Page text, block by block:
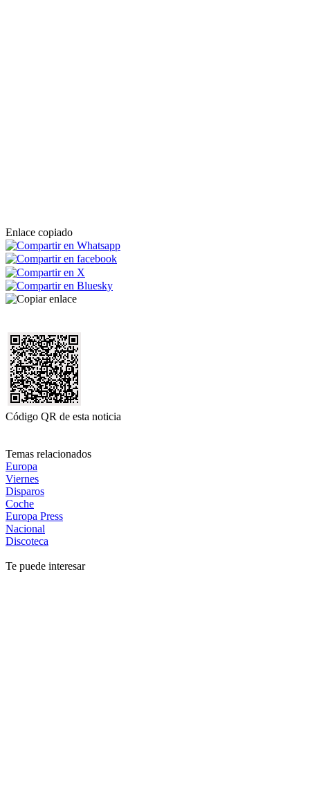
Enlace copiado
Código QR de esta noticia
Temas relacionados
Europa
Viernes
Disparos
Coche
Europa Press
Nacional
Discoteca
Te puede interesar